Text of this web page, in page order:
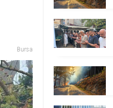
Bursa